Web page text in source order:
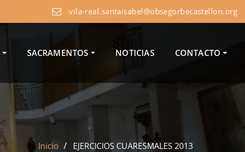
vila-real.santaisabel@obsegorbecastellon.org
SACRAMENTOS NOTICIAS CONTACTO
Inicio EJERCICIOS CUARESMALES 2013